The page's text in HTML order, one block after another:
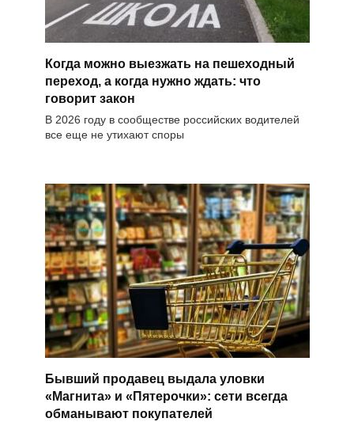
Когда можно выезжать на пешеходный
переход, а когда нужно ждать: что
говорит закон
В 2026 году в сообществе российских водителей
все еще не утихают споры
Бывший продавец выдала уловки
«Магнита» и «Пятерочки»: сети всегда
обманывают покупателей